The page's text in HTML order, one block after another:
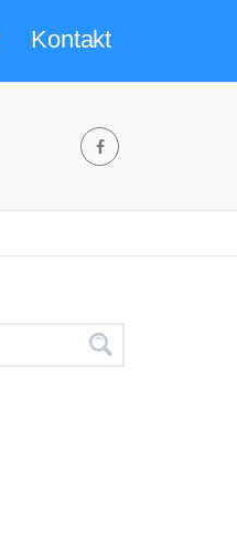
Kontakt